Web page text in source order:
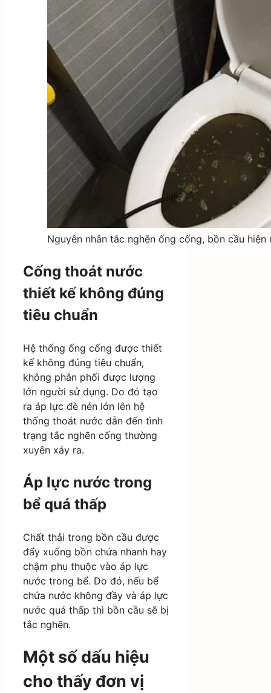
Nguyên nhân tắc nghẽn ống cống, bồn cầu hiện
Cống thoát nước
thiết kế không đúng
tiêu chuẩn
Hệ thống ống cống được thiết
kế không đúng tiêu chuẩn,
không phân phối được lượng
lớn người sử dụng. Do đó tạo
ra áp lực đè nén lớn lên hệ
thống thoát nước dẫn đến tình
trạng tắc nghẽn cống thường
xuyên xảy ra.
Áp lực nước trong
bể quá thấp
Chất thải trong bồn cầu được
đẩy xuống bồn chứa nhanh hay
chậm phụ thuộc vào áp lực
nước trong bể. Do đó, nếu bể
chứa nước không đầy và áp lực
nước quá thấp thì bồn cầu sẽ bị
tắc nghẽn.
Một số dấu hiệu
cho thấy đơn vị